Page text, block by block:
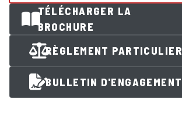
TÉLÉCHARGER LA
BROCHURE
RÈGLEMENT PARTICULIER
BULLETIN D'ENGAGEMENT